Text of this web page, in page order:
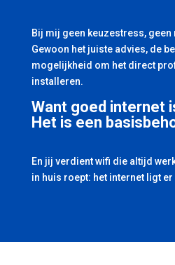
Bij mij geen keuzestress,
Gewoon het juiste advies, de
mogelijkheid om het direct
installeren.
Want goed internet
Het is een
En jij verdient wifi die altijd
in huis roept: het internet ligt er